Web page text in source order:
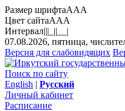
Размер шрифтаAAA
Цвет сайтаAAA
Интервал|||_||__|
07.08.2026, пятница,
Версия для слабовидящих
Поиск по сайту
English | Русский
Личный кабинет
Расписание